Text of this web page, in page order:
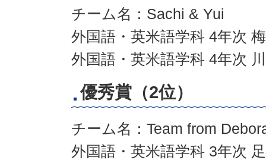
チーム名：Sachi & Yui
外国語・英米語学科 4年次
外国語・英米語学科 4年次
優秀賞（2位）
チーム名：Team from
外国語・英米語学科 3年次